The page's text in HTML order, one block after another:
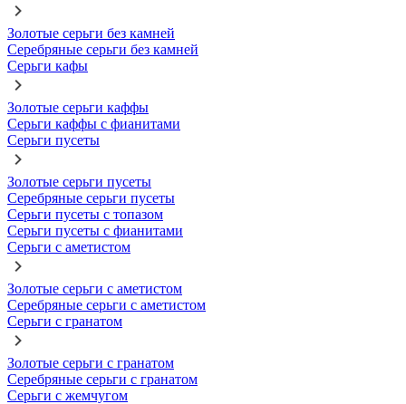
Золотые серьги без камней
Серебряные серьги без камней
Серьги кафы
Золотые серьги каффы
Серьги каффы с фианитами
Серьги пусеты
Золотые серьги пусеты
Серебряные серьги пусеты
Серьги пусеты с топазом
Серьги пусеты с фианитами
Серьги с аметистом
Золотые серьги с аметистом
Серебряные серьги с аметистом
Серьги с гранатом
Золотые серьги с гранатом
Серебряные серьги с гранатом
Серьги с жемчугом